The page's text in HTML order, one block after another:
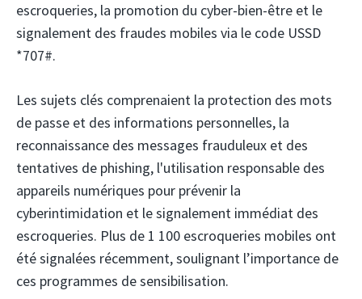
escroqueries, la promotion du cyber-bien-être et le
signalement des fraudes mobiles via le code USSD
*707#.
Les sujets clés comprenaient la protection des mots
de passe et des informations personnelles, la
reconnaissance des messages frauduleux et des
tentatives de phishing, l'utilisation responsable des
appareils numériques pour prévenir la
cyberintimidation et le signalement immédiat des
escroqueries. Plus de 1 100 escroqueries mobiles ont
été signalées récemment, soulignant l’importance de
ces programmes de sensibilisation.